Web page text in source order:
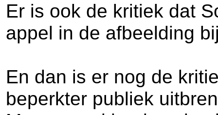
Er is ook de kritiek dat
appel in de afbeelding
En dan is er nog de
beperkter publiek